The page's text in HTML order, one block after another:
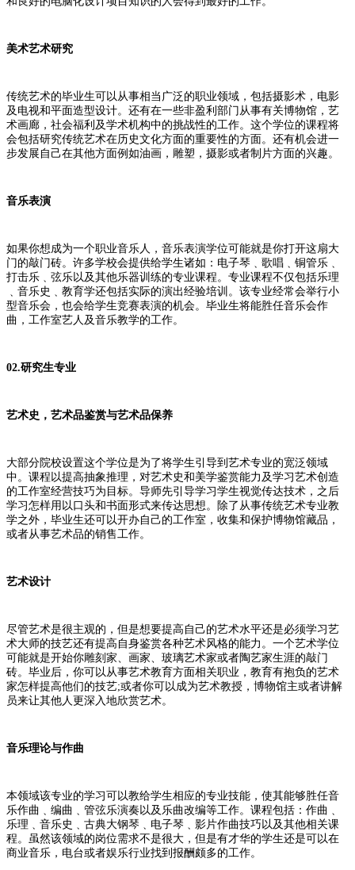
美术艺术研究
传统艺术的毕业生可以从事相当广泛的职业领域，包括摄影术，电影
及电视和平面造型设计。还有在一些非盈利部门从事有关博物馆，艺
术画廊，社会福利及学术机构中的挑战性的工作。这个学位的课程将
会包括研究传统艺术在历史文化方面的重要性的方面。还有机会进一
步发展自己在其他方面例如油画，雕塑，摄影或者制片方面的兴趣。
音乐表演
如果你想成为一个职业音乐人，音乐表演学位可能就是你打开这扇大
门的敲门砖。许多学校会提供给学生诸如：电子琴﹑歌唱﹑铜管乐﹑
打击乐﹑弦乐以及其他乐器训练的专业课程。专业课程不仅包括乐理
﹑音乐史﹑教育学还包括实际的演出经验培训。该专业经常会举行小
型音乐会，也会给学生竞赛表演的机会。毕业生将能胜任音乐会作
曲，工作室艺人及音乐教学的工作。
02.研究生专业
艺术史，艺术品鉴赏与艺术品保养
大部分院校设置这个学位是为了将学生引导到艺术专业的宽泛领域
中。课程以提高抽象推理，对艺术史和美学鉴赏能力及学习艺术创造
的工作室经营技巧为目标。导师先引导学习学生视觉传达技术，之后
学习怎样用以口头和书面形式来传达思想。除了从事传统艺术专业教
学之外，毕业生还可以开办自己的工作室，收集和保护博物馆藏品，
或者从事艺术品的销售工作。
艺术设计
尽管艺术是很主观的，但是想要提高自己的艺术水平还是必须学习艺
术大师的技艺还有提高自身鉴赏各种艺术风格的能力。一个艺术学位
可能就是开始你雕刻家、画家、玻璃艺术家或者陶艺家生涯的敲门
砖。毕业后，你可以从事艺术教育方面相关职业，教育有抱负的艺术
家怎样提高他们的技艺;或者你可以成为艺术教授，博物馆主或者讲解
员来让其他人更深入地欣赏艺术。
音乐理论与作曲
本领域该专业的学习可以教给学生相应的专业技能，使其能够胜任音
乐作曲﹑编曲﹑管弦乐演奏以及乐曲改编等工作。课程包括：作曲﹑
乐理﹑音乐史﹑古典大钢琴﹑电子琴﹑影片作曲技巧以及其他相关课
程。虽然该领域的岗位需求不是很大，但是有才华的学生还是可以在
商业音乐，电台或者娱乐行业找到报酬颇多的工作。